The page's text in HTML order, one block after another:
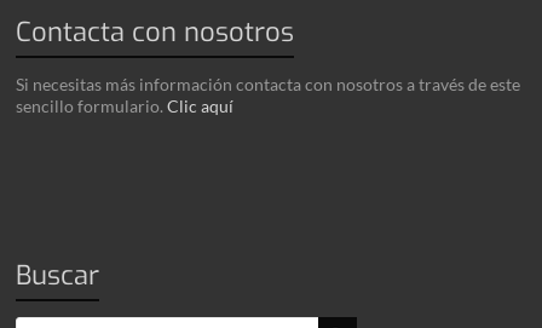
Contacta con nosotros
Si necesitas más información contacta con nosotros a través de este
sencillo formulario.Clic aquí
Buscar